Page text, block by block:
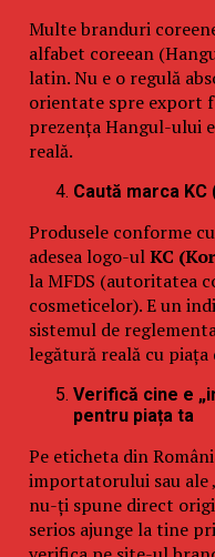
Multe branduri
alfabet coreean
latin. Nu e o regulă
orientate spre export
prezența Hangul-ului
reală.
Caută marca
Produsele conforme
adesea logo-ulKC
la MFDS (autoritatea
cosmeticelor). E un
sistemul de
legătură reală cu piața
Verifică cine e
pentru piața ta
Pe eticheta din
importatorului sau ale
nu-ți spune direct
serios ajunge la tine